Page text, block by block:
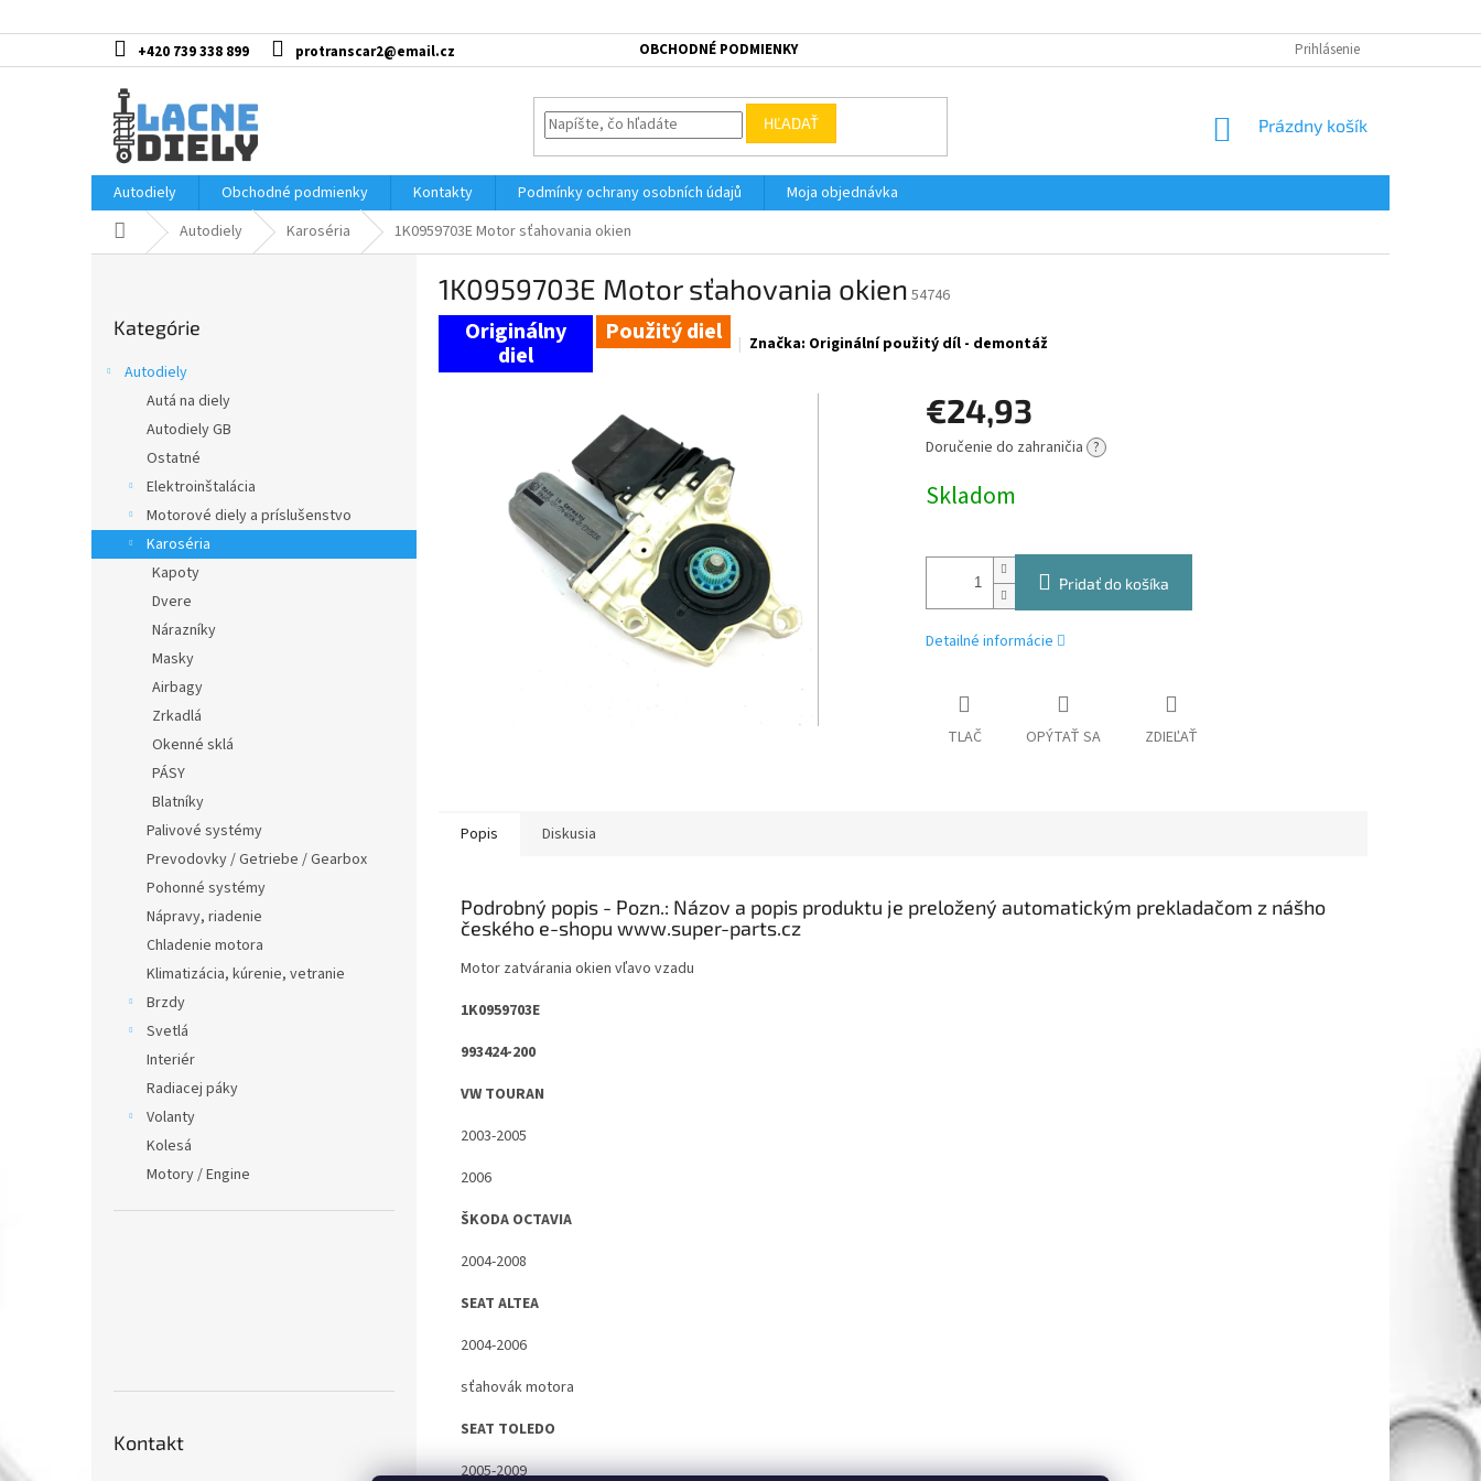
na
+420 739 338 899 protranscar2@email.cz OBCHODNÉ PODMIENKY Prihlásenie
HĽADAŤ
NÁKUPNÝ
Prázdny košík
Autodiely Obchodné podmienky Kontakty Podmínky ochrany osobních údajů
Moja objednávka
DomovAutodiely Karoséria 1K0959703E Motor sťahovania okien
kategórie
Kategórie
Autodiely
Autá na diely
Autodiely GB
Ostatné
Elektroinštalácia
Motorové diely a príslušenstvo
Karoséria
Kapoty
Dvere
Nárazníky
Masky
Airbagy
Zrkadlá
Okenné sklá
PÁSY
Blatníky
Palivové systémy
Prevodovky / Getriebe / Gearbox
Pohonné systémy
Nápravy, riadenie
Chladenie motora
Klimatizácia, kúrenie, vetranie
Brzdy
Svetlá
Interiér
Radiacej páky
Volanty
Kolesá
Motory / Engine
Kontakt
1K0959703E Motor sťahovania okien 54746
Použitý diel Značka: Originální použitý díl - demontáž
€24,93
Jednotková
Doručenie do zahraničia ?
Skladom
Pridať do košíka
Detailné informácie
TLAČ OPÝTAŤ SA ZDIEĽAŤ
Popis Diskusia
Podrobný popis
Motor zatvárania okien vľavo vzadu
1K0959703E
993424-200
VW TOURAN
2003-2005
2006
ŠKODA OCTAVIA
2004-2008
SEAT ALTEA
2004-2006
sťahovák motora
SEAT TOLEDO
2005-2009